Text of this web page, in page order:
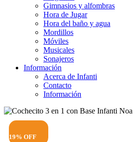
Gimnasios y alfombras
Hora de Jugar
Hora del baño y agua
Mordillos
Móviles
Musicales
Sonajeros
Información
Acerca de Infanti
Contacto
Información
19% OFF